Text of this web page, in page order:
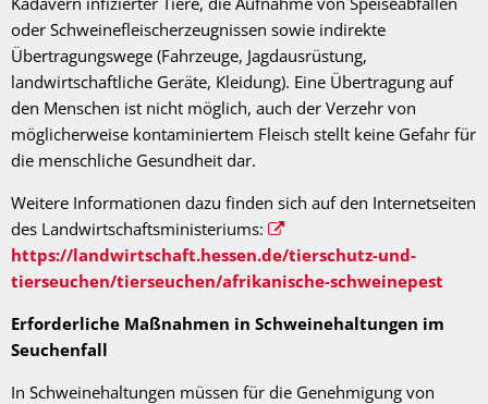
oder Schweinefleischerzeugnissen sowie indirekte
Übertragungswege (Fahrzeuge, Jagdausrüstung,
landwirtschaftliche Geräte, Kleidung). Eine Übertragung auf
den Menschen ist nicht möglich, auch der Verzehr von
möglicherweise kontaminiertem Fleisch stellt keine Gefahr für
die menschliche Gesundheit dar.
Weitere Informationen dazu finden sich auf den Internetseiten
des Landwirtschaftsministeriums:
https://landwirtschaft.hessen.de/tierschutz-und-
tierseuchen/tierseuchen/afrikanische-schweinepest
Erforderliche Maßnahmen in Schweinehaltungen im
Seuchenfall
In Schweinehaltungen müssen für die Genehmigung von